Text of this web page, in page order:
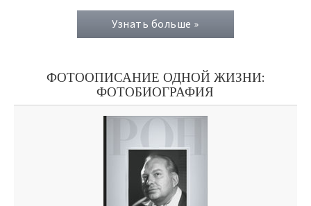
Узнать больше »
ФОТООПИСАНИЕ ОДНОЙ ЖИЗНИ:
ФОТОБИОГРАФИЯ